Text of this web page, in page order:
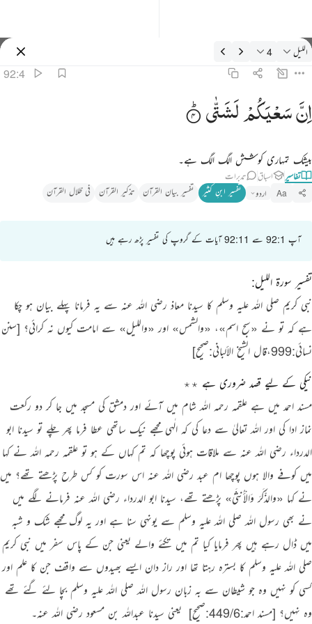
تفسیر: الليل 92:4
الليل 4
92:4
ان سعيكم لشتى ٤
إِنَّ سَعْيَكُمْ لَشَتَّىٰ ٤
اِنَّسَعْیَكُمْلَشَتّٰی
بیشک تمہاری کوشش الگ الگ ہے۔
تفاسیر اسباق تدبرات
Aa اردو تفسیر ابنِ کثیر تفسیر بیان القرآن تذکیر القرآن فی ظلال القرآن
آپ 92:1 سے 92:11 آیات کے گروپ کی تفسیر پڑھ رہے ہیں
تفسیر سورۃ اللیل:
نبی کریم صلی اللہ علیہ وسلمکا سیدنا معاذ رضی اللہ عنہ سے یہ فرمانا پہلے بیان ہو چکا
ہے کہ تو نے «سبح اسم»، «والشمس» اور «والليل» سے امامت کیوں نہ کرائی؟ [سنن
نسائی:999،قال الشيخ الألباني:صحیح]
نیکی کے لیے قصد ضروری ہے ٭٭
مسند احمد میں ہے علقمہ رحمہ اللہ شام میں آئے اور دمشق کی مسجد میں جا کر دو رکعت
نماز ادا کی اور اللہ تعالیٰ سے دعا کی کہ الٰہی مجھے نیک ساتھی عطا فرما پھر چلے تو سیدنا ابو
الدرداء رضی اللہ عنہ سے ملاقات ہوئی پوچھا کہ تم کہاں کے ہو تو علقمہ رحمہ اللہ نے کہا
میں کوفے والا ہوں پوچھا ام عبد رضی اللہ عنہ اس سورت کو کس طرح پڑھتے تھے؟ میں
نے کہا «والذَّكَرَ وَالْأُنثَىٰ» پڑھتے تھے، سیدنا ابو الدرداء رضی اللہ عنہ فرمانے لگے میں
نے بھی رسول اللہ صلی اللہ علیہ وسلم سے یونہی سنا ہے اور یہ لوگ مجھے شک و شبہ
میں ڈال رہے ہیں پھر فرمایا کیا تم میں تکئے والے یعنی جن کے پاس سفر میں نبی کریم
صلی اللہ علیہ وسلمکا بسترہ رہتا تھا اور راز دان ایسے بھیدوں سے واقف جن کا علم اور
کسی کو نہیں وہ جو شیطان سے بہ زبان رسول اللہ صلی اللہ علیہ وسلمبچا لئے گئے تھے
وہ نہیں؟ [مسند احمد:449/6:صحیح] ‏ یعنی سیدنا عبداللہ بن مسعود رضی اللہ عنہ۔